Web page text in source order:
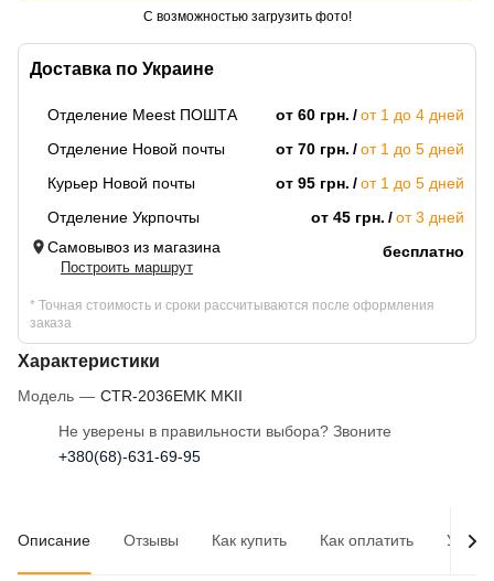
Доставка по Украине
Отделение Meest ПОШТА от 60 грн.
от 1 до 4 дней
Отделение Новой почты
от 70 грн.
от 1 до 5 дней
Курьер Новой почты
от 95 грн.
от 1 до 5 дней
Отделение Укрпочты
от 45 грн.
от 3 дней
Самовывоз из магазина
Построить маршрут
бесплатно
* Точная стоимость и сроки рассчитываются после оформления
заказа
Характеристики
Модель — CTR-2036EMK MKII
С возможностью загрузить фото!
Не уверены в правильности выбора? Звоните
+380(68)-631-69-95
Описание Отзывы Как купить Как оплатить